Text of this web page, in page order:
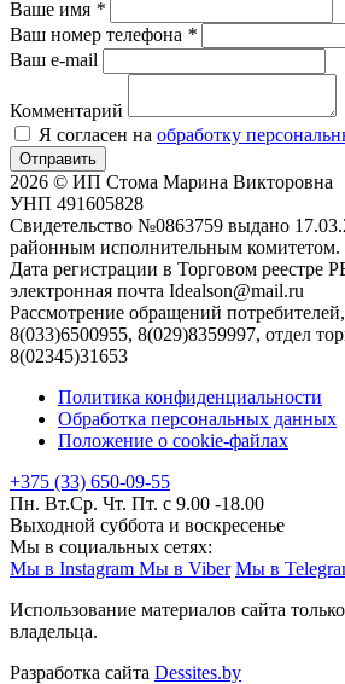
Ваше имя *
Ваш номер телефона *
Ваш e-mail
Комментарий
Я согласен на обработку
Отправить
2026 © ИП Стома Марина Викторовна
УНП 491605828
Свидетельство №0863759 выдано
районным исполнительным комитетом.
Дата регистрации в Торговом реестре
электронная почта Idealson@mail.ru
Рассмотрение обращений
8(033)6500955, 8(029)8359997, отдел
8(02345)31653
Политика конфиденциальности
Обработка персональных данных
Положение о cookie-файлах
+375 (33) 650-09-55
Пн. Вт.Ср. Чт. Пт. с 9.00 -18.00
Выходной суббота и воскресенье
Мы в социальных сетях:
Мы в Instagram Мы в Viber Мы в
Использование материалов сайта
владельца.
Разработка сайта Dessites.by